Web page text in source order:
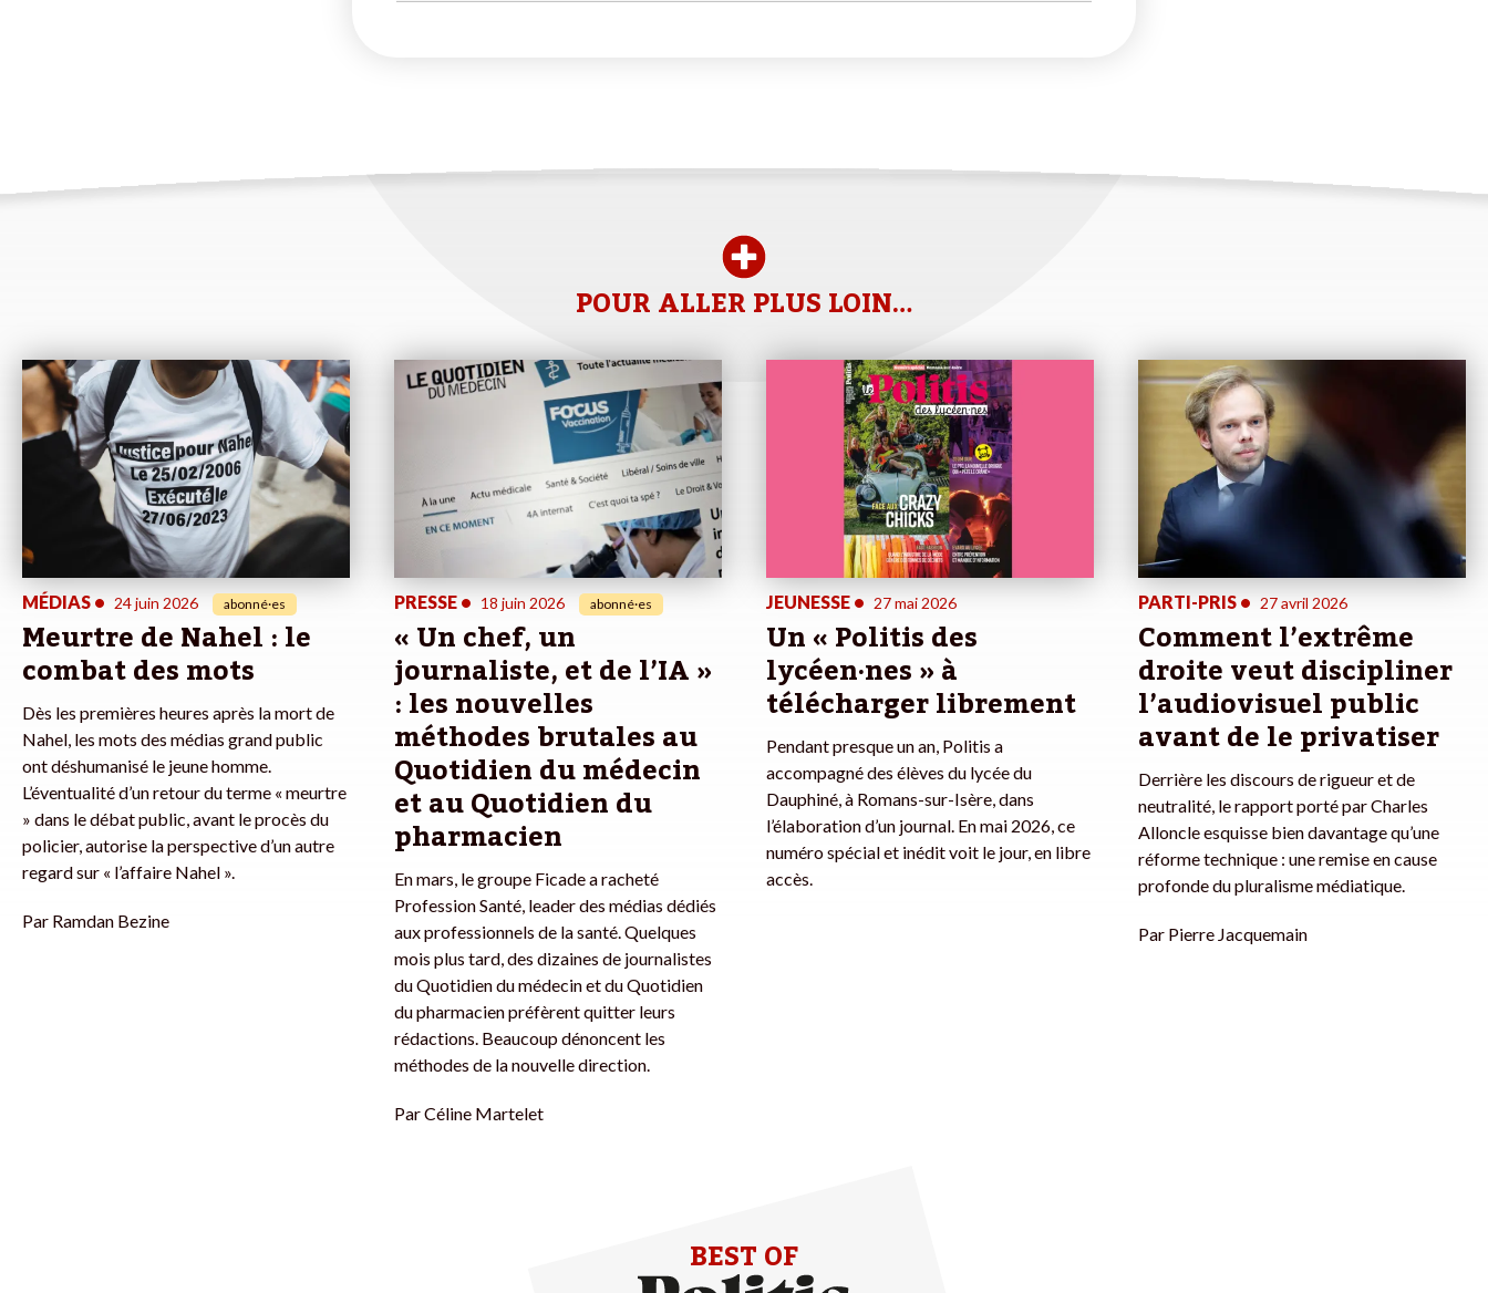
POUR ALLER PLUS LOIN…
MÉDIAS • 24 juin 2026 abonné·es
Meurtre de Nahel : le
combat des mots
Dès les premières heures après la mort de
Nahel, les mots des médias grand public
ont déshumanisé le jeune homme.
L’éventualité d’un retour du terme « meurtre
» dans le débat public, avant le procès du
policier, autorise la perspective d’un autre
regard sur « l’affaire Nahel ».
Par Ramdan Bezine
PRESSE • 18 juin 2026 abonné·es
« Un chef, un
journaliste, et de l’IA »
: les nouvelles
méthodes brutales au
Quotidien du médecin
et au Quotidien du
pharmacien
En mars, le groupe Ficade a racheté
Profession Santé, leader des médias dédiés
aux professionnels de la santé. Quelques
mois plus tard, des dizaines de journalistes
du Quotidien du médecin et du Quotidien
du pharmacien préfèrent quitter leurs
rédactions. Beaucoup dénoncent les
méthodes de la nouvelle direction.
ParCéline Martelet
JEUNESSE • 27 mai 2026
Un « Politis des
lycéen·nes » à
télécharger librement
Pendant presque un an, Politis a
accompagné des élèves du lycée du
Dauphiné, à Romans-sur-Isère, dans
l’élaboration d’un journal. En mai 2026, ce
numéro spécial et inédit voit le jour, en libre
accès.
PARTI-PRIS • 27 avril 2026
Comment l’extrême
droite veut discipliner
l’audiovisuel public
avant de le privatiser
Derrière les discours de rigueur et de
neutralité, le rapport porté par Charles
Alloncle esquisse bien davantage qu’une
réforme technique : une remise en cause
profonde du pluralisme médiatique.
Par Pierre Jacquemain
BEST OF